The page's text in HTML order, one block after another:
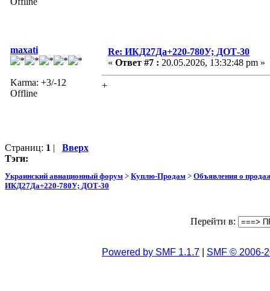
maxati
Karma: +3/-12
Offline
Re: ИКД27Да+220-780У; ДОТ-30
« Ответ #7 : 20.05.2026, 13:32:48 pm »
+
Страниц: 1 | Вверх
Тэги:
Украинский авиационный форум > Куплю-Продам > Объявления о
ИКД27Да+220-780У; ДОТ-30
Перейти в:
Powered by SMF 1.1.7 SMF © 2006-